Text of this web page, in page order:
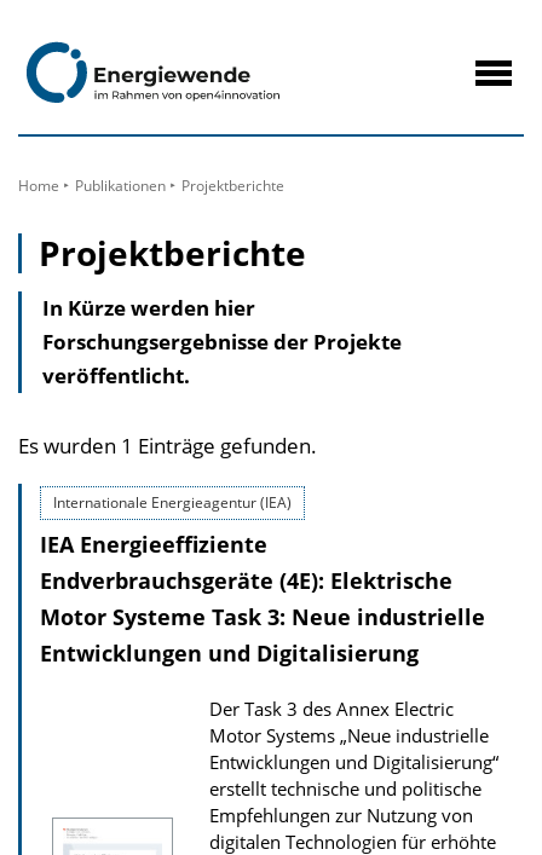
Home Publikationen Projektberichte
Projektberichte
In Kürze werden hier
Forschungsergebnisse der Projekte
veröffentlicht.
Es wurden 1 Einträge gefunden.
Internationale Energieagentur (IEA)
IEA Energieeffiziente
Endverbrauchsgeräte (4E): Elektrische
Motor Systeme Task 3: Neue industrielle
Entwicklungen und Digitalisierung
Der Task 3 des Annex Electric
Motor Systems „Neue industrielle
Entwicklungen und Digitalisierung“
erstellt technische und politische
Empfehlungen zur Nutzung von
digitalen Technologien für erhöhte